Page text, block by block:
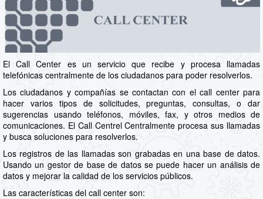
El Call Center es un servicio que recibe y procesa llamadas
telefónicas centralmente de los ciudadanos para poder resolverlos.
Los ciudadanos y compañías se contactan con el call center para
hacer varios tipos de solicitudes, preguntas, consultas, o dar
sugerencias usando teléfonos, móviles, fax, y otros medios de
comunicaciones. El Call Centrel Centralmente procesa sus llamadas
y busca soluciones para resolverlos.
Los registros de las llamadas son grabadas en una base de datos.
Usando un gestor de base de datos se puede hacer un análisis de
datos y mejorar la calidad de los servicios públicos.
Las características del call center son: